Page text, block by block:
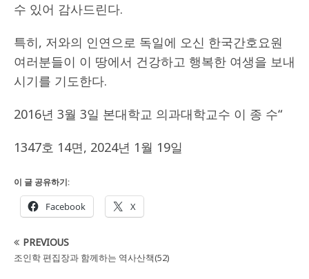
수 있어 감사드린다.
특히, 저와의 인연으로 독일에 오신 한국간호요원
여러분들이 이 땅에서 건강하고 행복한 여생을 보내
시기를 기도한다.
2016년 3월 3일 본대학교 의과대학교수 이 종 수“
1347호 14면, 2024년 1월 19일
이 글 공유하기:
Facebook X
PREVIOUS
조인학 편집장과 함께하는 역사산책(52)